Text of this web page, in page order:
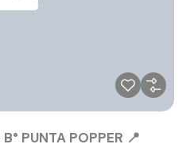
PUNTA POPPER 📍